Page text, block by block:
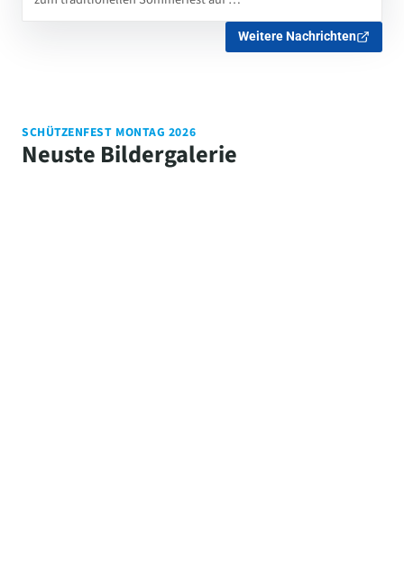
Weitere Nachrichten
SCHÜTZENFEST MONTAG 2026
Neuste Bildergalerie